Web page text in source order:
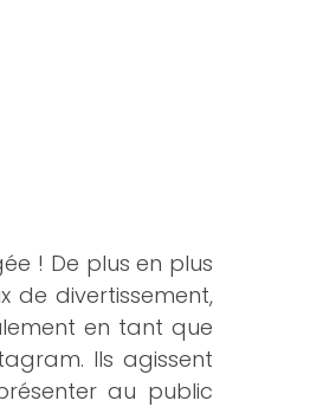
! De plus en plus
de divertissement,
en tant que
Ils agissent
au public